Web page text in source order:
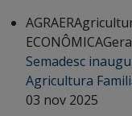
AGRAER
ECONÔMICA
Semadesc
Agricultura
03 nov 2025